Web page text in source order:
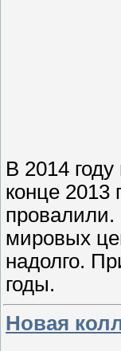
В 2014
конце 2013
провалили.
мировых
надолго.
годы.
Новая